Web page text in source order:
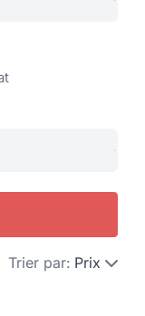
Trier par: Prix